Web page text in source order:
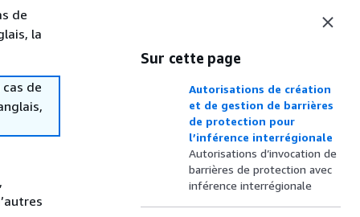
de
la
de
Sur cette page
Autorisations de création
et de gestion de barrières
de protection pour
l’inférence interrégionale
Autorisations d’invocation de
barrières de protection avec
inférence interrégionale